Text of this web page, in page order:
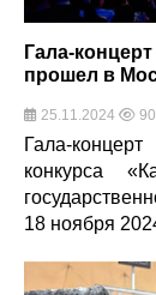
Гала-
прошел в
25.11.2024
Гала-
конкурса
18 ноября